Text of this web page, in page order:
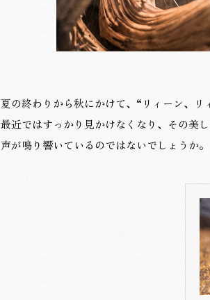
夏の終わりから秋にかけて、“リィーン、リ
最近ではすっかり見かけなくなり、その美
声が鳴り響いているのではないでしょうか